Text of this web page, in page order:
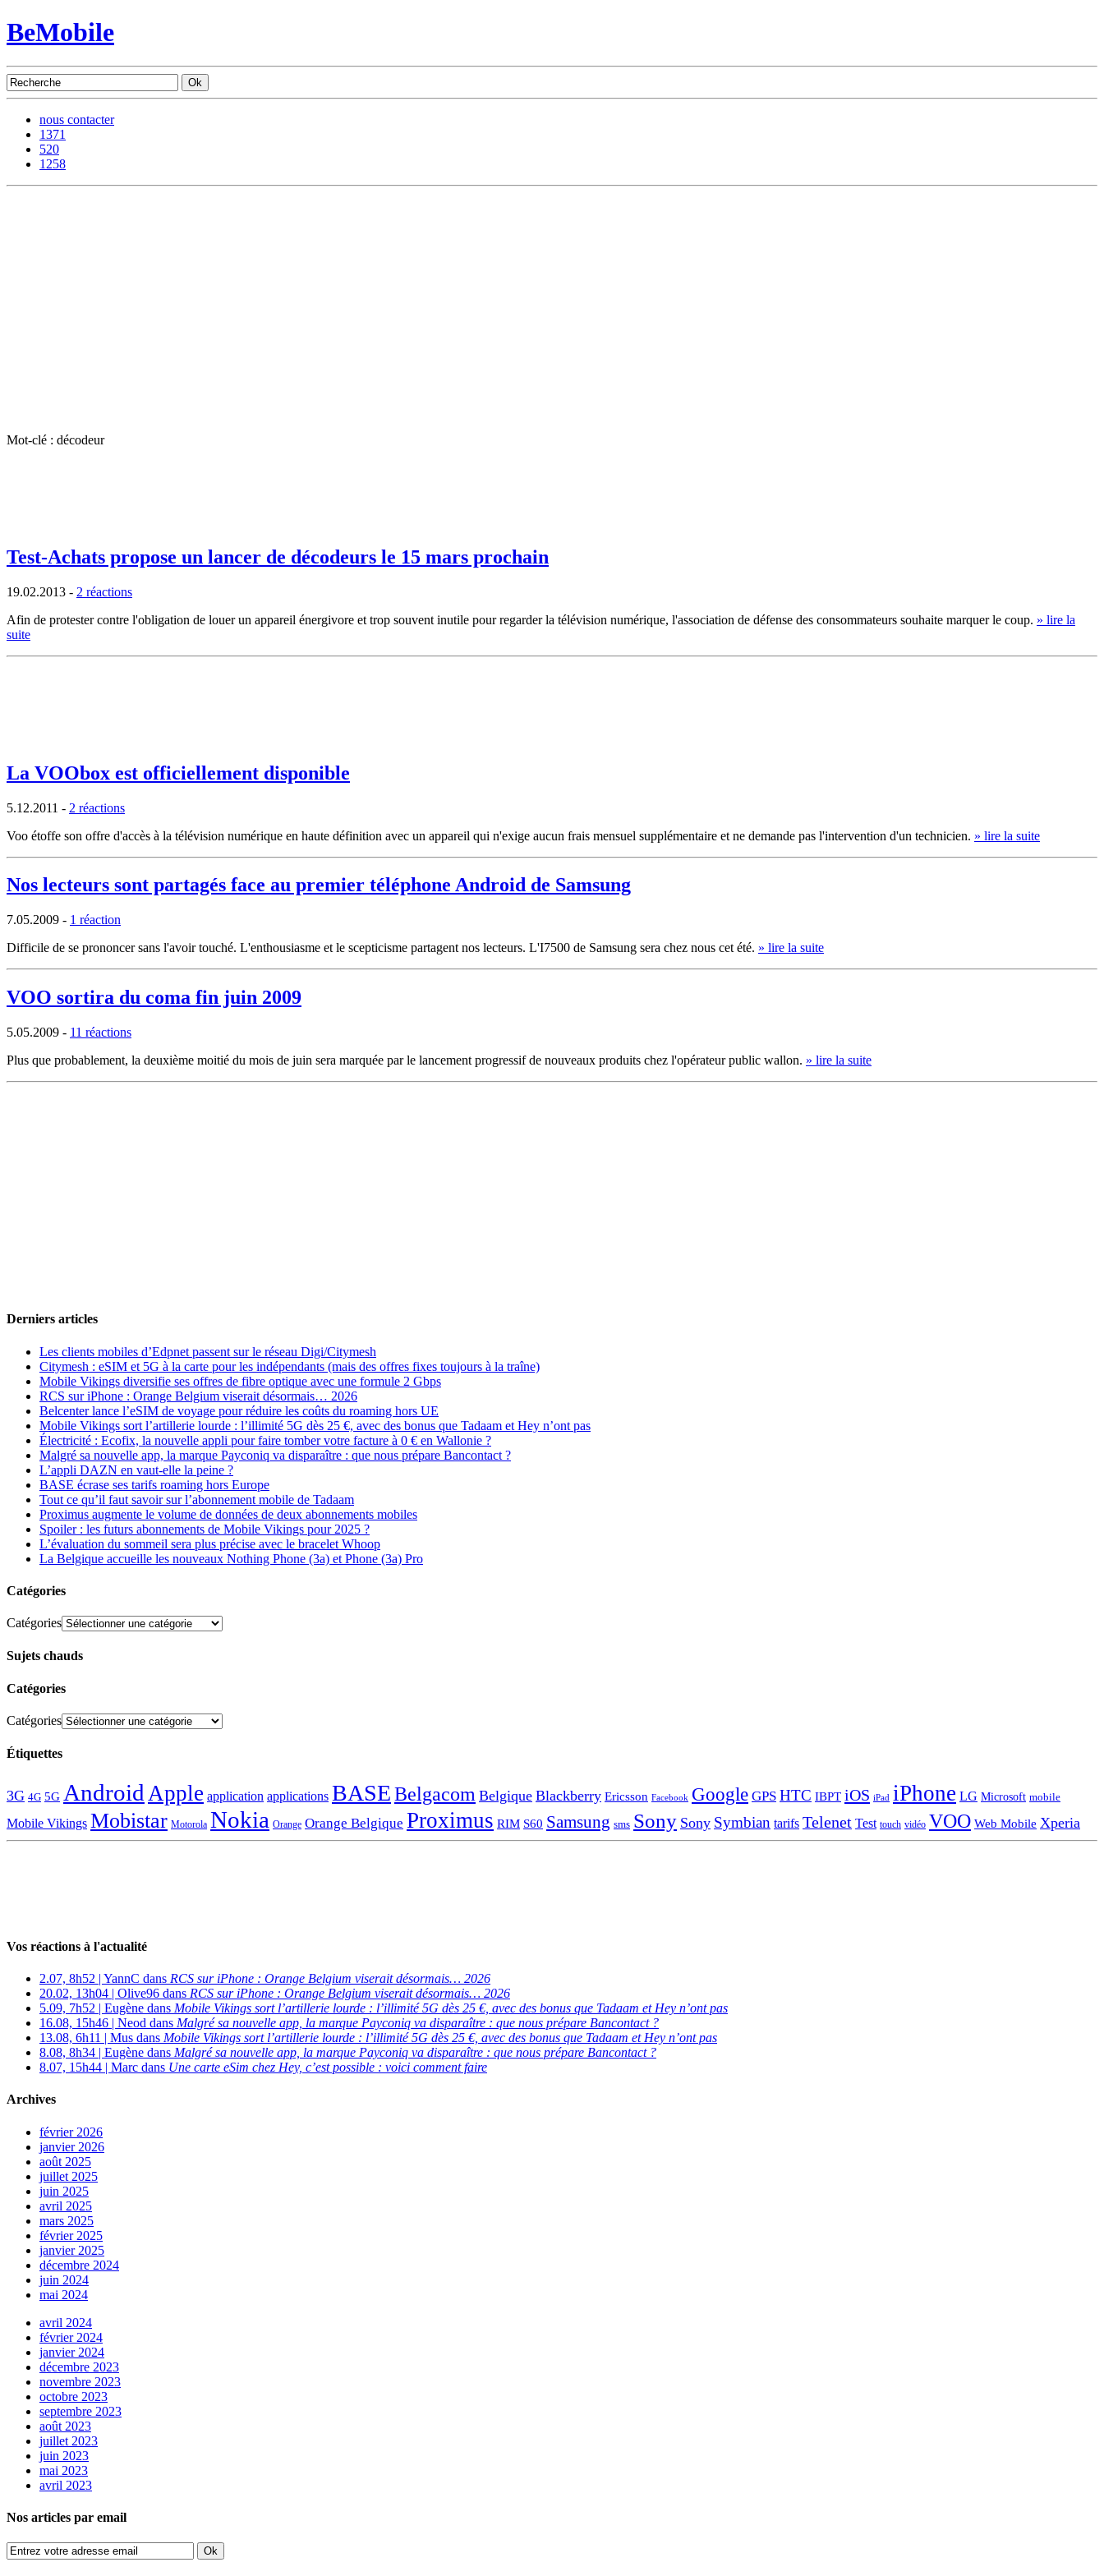
BeMobile
nous contacter
1371
520
1258
Mot-clé : décodeur
Test-Achats propose un lancer de décodeurs le 15 mars prochain
19.02.2013 - 2 réactions
Afin de protester contre l'obligation de louer un appareil énergivore et trop souvent inutile pour regarder la télévision numérique, l'association de défense des consommateurs souhaite marquer le coup. » lire la
suite
La VOObox est officiellement disponible
5.12.2011 - 2 réactions
Voo étoffe son offre d'accès à la télévision numérique en haute définition avec un appareil qui n'exige aucun frais mensuel supplémentaire et ne demande pas l'intervention d'un technicien. » lire la suite
Nos lecteurs sont partagés face au premier téléphone Android de Samsung
7.05.2009 - 1 réaction
Difficile de se prononcer sans l'avoir touché. L'enthousiasme et le scepticisme partagent nos lecteurs. L'I7500 de Samsung sera chez nous cet été. » lire la suite
VOO sortira du coma fin juin 2009
5.05.2009 - 11 réactions
Plus que probablement, la deuxième moitié du mois de juin sera marquée par le lancement progressif de nouveaux produits chez l'opérateur public wallon. » lire la suite
Derniers articles
Les clients mobiles d’Edpnet passent sur le réseau Digi/Citymesh
Citymesh : eSIM et 5G à la carte pour les indépendants (mais des offres fixes toujours à la traîne)
Mobile Vikings diversifie ses offres de fibre optique avec une formule 2 Gbps
RCS sur iPhone : Orange Belgium viserait désormais… 2026
Belcenter lance l’eSIM de voyage pour réduire les coûts du roaming hors UE
Mobile Vikings sort l’artillerie lourde : l’illimité 5G dès 25 €, avec des bonus que Tadaam et Hey n’ont pas
Électricité : Ecofix, la nouvelle appli pour faire tomber votre facture à 0 € en Wallonie ?
Malgré sa nouvelle app, la marque Payconiq va disparaître : que nous prépare Bancontact ?
L’appli DAZN en vaut-elle la peine ?
BASE écrase ses tarifs roaming hors Europe
Tout ce qu’il faut savoir sur l’abonnement mobile de Tadaam
Proximus augmente le volume de données de deux abonnements mobiles
Spoiler : les futurs abonnements de Mobile Vikings pour 2025 ?
L’évaluation du sommeil sera plus précise avec le bracelet Whoop
La Belgique accueille les nouveaux Nothing Phone (3a) et Phone (3a) Pro
Catégories
Catégories
Sujets chauds
Catégories
Catégories
Étiquettes
3G 4G 5G Android Apple application applications BASEBelgacom Belgique Blackberry Ericsson Facebook Google GPS HTC IBPT iOS iPad iPhone LG Microsoft mobile
Mobile Vikings Mobistar Motorola Nokia Orange Orange Belgique Proximus RIM S60 Samsung sms Sony Sony Symbian tarifs Telenet Test touch vidéo VOO Web Mobile Xperia
Vos réactions à l'actualité
2.07, 8h52 | YannC dans RCS sur iPhone : Orange Belgium viserait désormais… 2026
20.02, 13h04 | Olive96 dans RCS sur iPhone : Orange Belgium viserait désormais… 2026
5.09, 7h52 | Eugène dans Mobile Vikings sort l’artillerie lourde : l’illimité 5G dès 25 €, avec des bonus que Tadaam et Hey n’ont pas
16.08, 15h46 | Neod dans Malgré sa nouvelle app, la marque Payconiq va disparaître : que nous prépare Bancontact ?
13.08, 6h11 | Mus dans Mobile Vikings sort l’artillerie lourde : l’illimité 5G dès 25 €, avec des bonus que Tadaam et Hey n’ont pas
8.08, 8h34 | Eugène dans Malgré sa nouvelle app, la marque Payconiq va disparaître : que nous prépare Bancontact ?
8.07, 15h44 | Marc dans Une carte eSim chez Hey, c’est possible : voici comment faire
Archives
février 2026
janvier 2026
août 2025
juillet 2025
juin 2025
avril 2025
mars 2025
février 2025
janvier 2025
décembre 2024
juin 2024
mai 2024
avril 2024
février 2024
janvier 2024
décembre 2023
novembre 2023
octobre 2023
septembre 2023
août 2023
juillet 2023
juin 2023
mai 2023
avril 2023
Nos articles par email